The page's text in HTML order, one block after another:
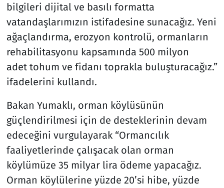
bilgileri dijital ve basılı formatta
vatandaşlarımızın istifadesine sunacağız. Yeni
ağaçlandırma, erozyon kontrolü, ormanların
rehabilitasyonu kapsamında 500 milyon
adet tohum ve fidanı toprakla buluşturacağız.”
ifadelerini kullandı.
Bakan Yumaklı, orman köylüsünün
güçlendirilmesi için de desteklerinin devam
edeceğini vurgulayarak “Ormancılık
faaliyetlerinde çalışacak olan orman
köylümüze 35 milyar lira ödeme yapacağız.
Orman köylülerine yüzde 20’si hibe, yüzde